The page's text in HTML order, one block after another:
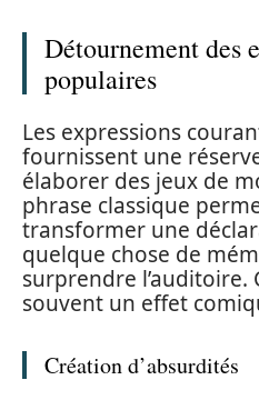
Détournement des
populaires
Les expressions
fournissent une
élaborer des jeux de
phrase classique
transformer une
quelque chose de
surprendre l’auditoire.
souvent un effet
Création d’absurdités